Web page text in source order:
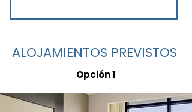
ALOJAMIENTOS PREVISTOS
Opción 1